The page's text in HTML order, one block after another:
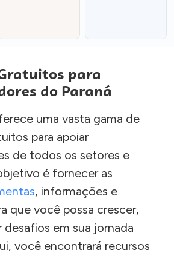
para
do Paraná
uma vasta gama de
para apoiar
de todos os setores e
é fornecer as
, informações e
que você possa crescer,
desafios em sua jornada
você encontrará recursos